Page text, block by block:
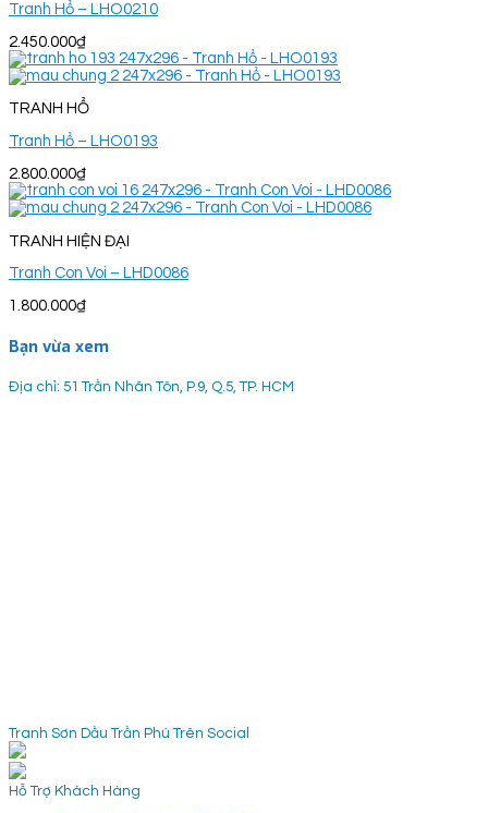
Tranh Hổ – LHO0210
2.450.000₫
TRANH HỔ
Tranh Hổ – LHO0193
2.800.000₫
TRANH HIỆN ĐẠI
Tranh Con Voi – LHD0086
1.800.000₫
Bạn vừa xem
Địa chỉ: 51 Trần Nhân Tôn, P.9, Q.5, TP. HCM
Tranh Sơn Dầu Trần Phú Trên Social
Hỗ Trợ Khách Hàng